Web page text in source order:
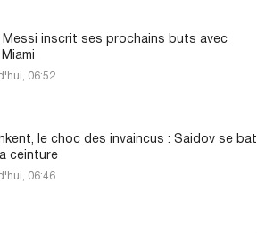
Messi inscrit ses prochains buts avec
06:52
le choc des invaincus : Saidov se bat
ceinture
06:46